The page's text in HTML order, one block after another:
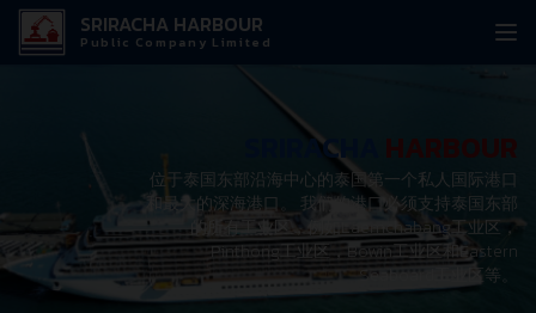
SRIRACHA HARBOUR
Public Company Limited
SRIRACHA
是拉差港（SRH），泰国首个也是最大的国际私营
深海港。该港口主要设计用于处理各类货物，如散
货、件杂货以及包括集装箱在内的特殊货物。它战
略性地位于泰国东部沿海发展区域海岸线的中心位
置，并且其西部直接受到西昌岛的庇护，这确保了
该港口全年任何季节均可使用。
SRIRACHA
位于泰国东部沿海中心的泰国第一个私人国际港口
和最大的深海港口。 我们的港口必须支持泰国东部
的所有工业区，例如Laemchabang工业区，
Pinthong工业区，Bowin工业区和Eastern
Seaboard工业区等。
SRIRACHA
位於泰國東部沿海地區的泰國第一個私人國際港口
和最大的深海港口